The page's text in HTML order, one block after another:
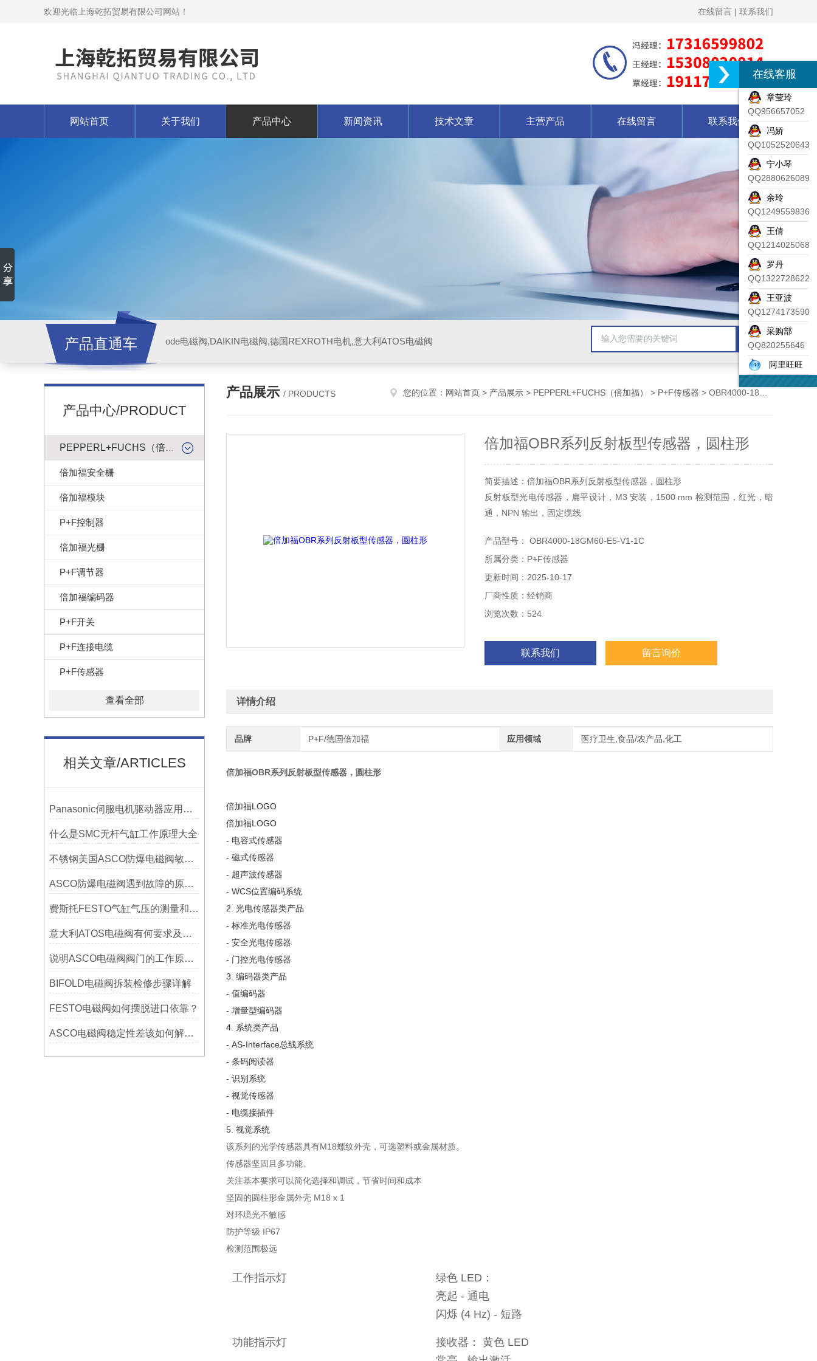
欢迎光临上海乾拓贸易有限公司网站！ 在线留言 | 联系我们
网站首页 关于我们 产品中心 新闻资讯 技术文章 主营产品 在线留言 联系我们
产品直通车 ode电磁阀,DAIKIN电磁阀,德国REXROTH电机,意大利ATOS电磁阀
产品中心/PRODUCT
倍加福安全栅
倍加福模块
P+F控制器
倍加福光栅
P+F调节器
倍加福编码器
P+F开关
P+F连接电缆
P+F传感器
查看全部
相关文章/ARTICLES
Panasonic伺服电机驱动器应用中的8个环节您知道几个?
什么是SMC无杆气缸工作原理大全
不锈钢美国ASCO防爆电磁阀敏感处理有哪些
ASCO防爆电磁阀遇到故障的原因分析？
费斯托FESTO气缸气压的测量和气压低的因素你知道么？
意大利ATOS电磁阀有何要求及其使用方法
说明ASCO电磁阀阀门的工作原理和保养方法？
BIFOLD电磁阀拆装检修步骤详解
FESTO电磁阀如何摆脱进口依靠？
ASCO电磁阀稳定性差该如何解决？
产品展示 / PRODUCTS 您的位置： 网站首页 > 产品展示 > PEPPERL+FUCHS（倍加福） > P+F传感器 > OBR4000-18GM60-E5-V1-1C倍加福OBR系列反射板型传感器，圆柱形
倍加福OBR系列反射板型传感器，圆柱形
简要描述：倍加福OBR系列反射板型传感器，圆柱形
反射板型光电传感器，扁平设计，M3 安装，1500 mm 检测范围，红光，暗
通，NPN 输出，固定缆线
产品型号： OBR4000-18GM60-E5-V1-1C
所属分类：P+F传感器
更新时间：2025-10-17
厂商性质：经销商
浏览次数：524
联系我们 留言询价
详情介绍
品牌 P+F/德国倍加福 应用领域 医疗卫生,食品/农产品,化工
倍加福OBR系列反射板型传感器，圆柱形
倍加福LOGO
倍加福LOGO
- 电容式传感器
- 磁式传感器
- 超声波传感器
- WCS位置编码系统
2. 光电传感器类产品
- 标准光电传感器
- 安全光电传感器
- 门控光电传感器
3. 编码器类产品
- 值编码器
- 增量型编码器
4. 系统类产品
- AS-Interface总线系统
- 条码阅读器
- 识别系统
- 视觉传感器
- 电缆接插件
5. 视觉系统
该系列的光学传感器具有M18螺纹外壳，可选塑料或金属材质。
传感器坚固且多功能。
关注基本要求可以简化选择和调试，节省时间和成本
坚固的圆柱形金属外壳 M18 x 1
对环境光不敏感
防护等级 IP67
检测范围极远
工作指示灯
绿色 LED：
亮起 - 通电
闪烁 (4 Hz) - 短路
功能指示灯
接收器： 黄色 LED
在线客服
章莹玲
QQ956657052
冯娇
QQ1052520643
宁小琴
QQ2880626089
余玲
QQ1249559836
王倩
QQ1214025068
罗丹
QQ1322728622
王亚波
QQ1274173590
采购部
QQ820255646
阿里旺旺